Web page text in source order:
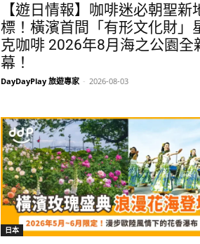
【遊日情報】咖啡迷必朝聖新
標！橫濱首間「有形文化財」
克咖啡 2026年8月海之公園全
幕！
DayDayPlay 旅遊專家 - 2026-08-03
日本